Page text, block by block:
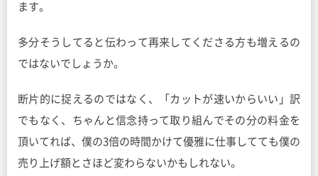
ます。
多分そうしてると伝わって再来してくださる方も増えるの
ではないでしょうか。
断片的に捉えるのではなく、「カットが速いからいい」訳
でもなく、ちゃんと信念持って取り組んでその分の料金を
頂いてれば、僕の3倍の時間かけて優雅に仕事してても僕の
売り上げ額とさほど変わらないかもしれない。